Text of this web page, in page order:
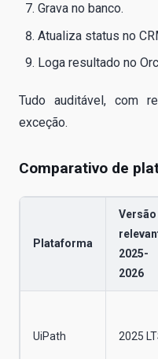
Grava no banco.
Atualiza status no
Loga resultado no
Tudo auditável, com
exceção.
Comparativo de
Plataforma
Versão
2025-
2026
UiPath 2025